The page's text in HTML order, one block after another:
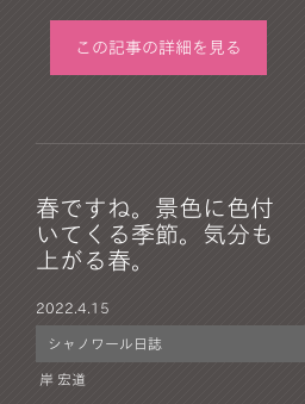
この記事の詳細を見る
春ですね。景色に色付
いてくる季節。気分も
上がる春。
2022. 4.15
シャノワール日誌
岸 宏道